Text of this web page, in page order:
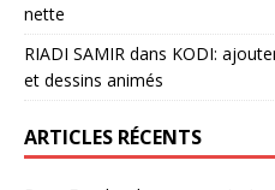
nette
RIADI SAMIR dans KODI:
et dessins animés
ARTICLES RÉCENTS